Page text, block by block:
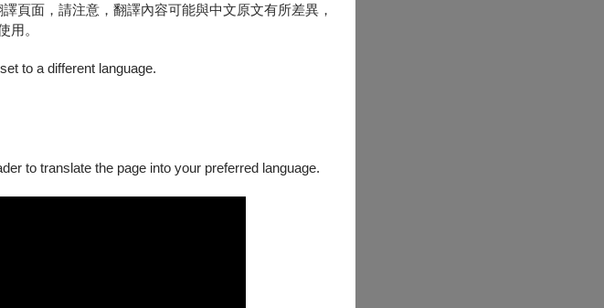
頁面，請注意，翻譯內容可能與中文原文有所差異，
用。
to a different language.
to translate the page into your preferred language.